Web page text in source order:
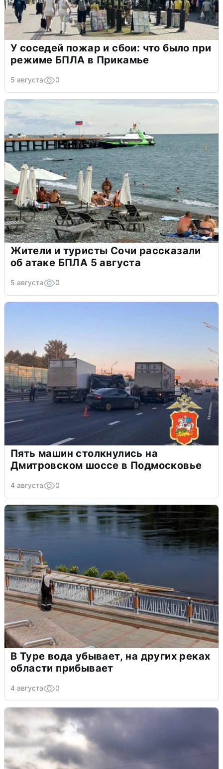
У соседей пожар и сбои: что было при
режиме БПЛА в Прикамье
5 августа 0
Жители и туристы Сочи рассказали
об атаке БПЛА 5 августа
5 августа 0
Пять машин столкнулись на
Дмитровском шоссе в Подмосковье
4 августа 0
В Туре вода убывает, на других реках
области прибывает
4 августа 0